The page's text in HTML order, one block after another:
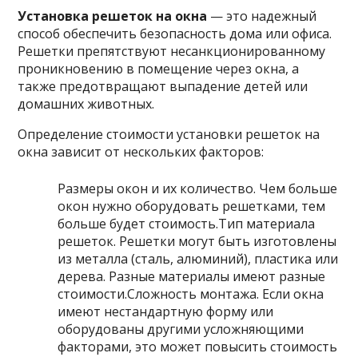
Установка решеток на окна — это надежный
способ обеспечить безопасность дома или офиса.
Решетки препятствуют несанкционированному
проникновению в помещение через окна, а
также предотвращают выпадение детей или
домашних животных.
Определение стоимости установки решеток на
окна зависит от нескольких факторов:
Размеры окон и их количество. Чем больше
окон нужно оборудовать решетками, тем
больше будет стоимость.Тип материала
решеток. Решетки могут быть изготовлены
из металла (сталь, алюминий), пластика или
дерева. Разные материалы имеют разные
стоимости.Сложность монтажа. Если окна
имеют нестандартную форму или
оборудованы другими усложняющими
факторами, это может повысить стоимость